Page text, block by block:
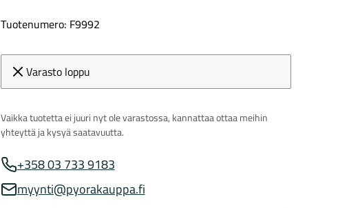
Tuotenumero: F9992
Varasto loppu
Vaikka tuotetta ei juuri nyt ole varastossa, kannattaa ottaa meihin
yhteyttä ja kysyä saatavuutta.
Myynnin puhelinnumero
+358 03 733 9183
Myynnin sähköposti
myynti@pyorakauppa.fi